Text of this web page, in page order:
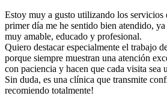
Estoy muy a gusto utilizando los servicios
primer día me he sentido bien atendido,
muy amable, educado y profesional.
Quiero destacar especialmente el trabajo
porque siempre muestran una atención
con paciencia y hacen que cada visita sea
Sin duda, es una clínica que transmite
recomiendo totalmente!